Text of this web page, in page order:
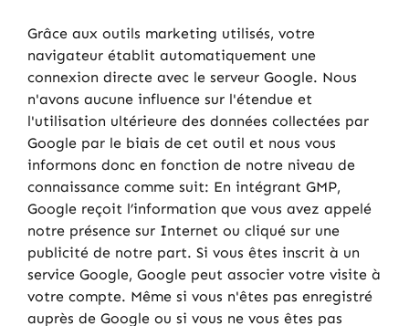
Grâce aux outils marketing utilisés, votre
navigateur établit automatiquement une
connexion directe avec le serveur Google. Nous
n'avons aucune influence sur l'étendue et
l'utilisation ultérieure des données collectées par
Google par le biais de cet outil et nous vous
informons donc en fonction de notre niveau de
connaissance comme suit: En intégrant GMP,
Google reçoit l’information que vous avez appelé
notre présence sur Internet ou cliqué sur une
publicité de notre part. Si vous êtes inscrit à un
service Google, Google peut associer votre visite à
votre compte. Même si vous n'êtes pas enregistré
auprès de Google ou si vous ne vous êtes pas